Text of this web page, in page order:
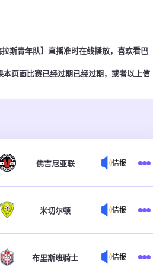
斯青年队】直播准时在线播放，喜欢看巴
本页面比赛已经过期已经过期，或者以上信
佛吉尼亚联 情报
米切尔顿 情报
布里斯班骑士 情报